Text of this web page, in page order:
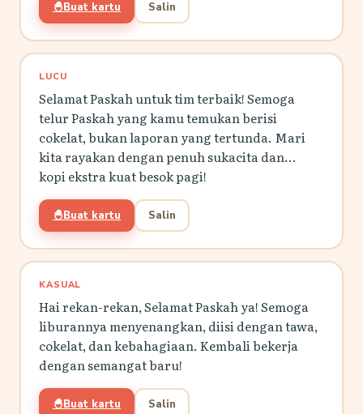
🐣Buat kartu Salin
LUCU
Selamat Paskah untuk tim terbaik! Semoga
telur Paskah yang kamu temukan berisi
cokelat, bukan laporan yang tertunda. Mari
kita rayakan dengan penuh sukacita dan...
kopi ekstra kuat besok pagi!
🐣Buat kartu Salin
KASUAL
Hai rekan-rekan, Selamat Paskah ya! Semoga
liburannya menyenangkan, diisi dengan tawa,
cokelat, dan kebahagiaan. Kembali bekerja
dengan semangat baru!
🐣Buat kartu Salin